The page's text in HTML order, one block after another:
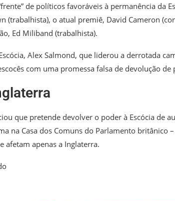
de políticos favoráveis à permanência da
(trabalhista), o atual premiê, David Cameron
Ed Miliband (trabalhista).
Alex Salmond, que liderou a derrotada
com uma promessa falsa de devolução de
que pretende devolver o poder à Escócia de
na Casa dos Comuns do Parlamento britânico
afetam apenas a Inglaterra.